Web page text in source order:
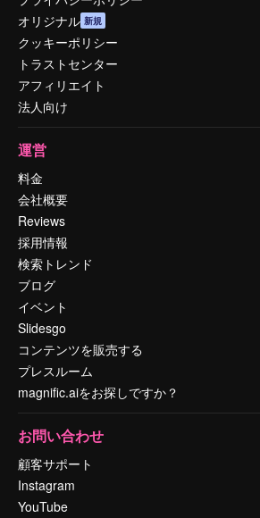
オリジナル 新規
クッキーポリシー
トラストセンター
アフィリエイト
法人向け
運営
料金
会社概要
Reviews
採用情報
検索トレンド
ブログ
イベント
Slidesgo
コンテンツを販売する
プレスルーム
magnific.aiをお探しですか？
お問い合わせ
顧客サポート
Instagram
YouTube